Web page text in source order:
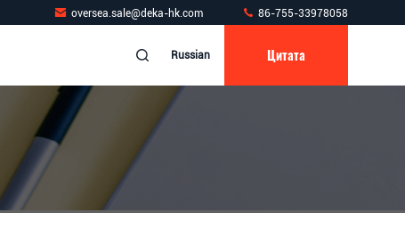
oversea.sale@deka-hk.com 86-755-33978058
Russian Цитата